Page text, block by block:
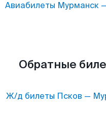
Авиабилеты Мурманск
Обратные
Ж/д билеты Псков —